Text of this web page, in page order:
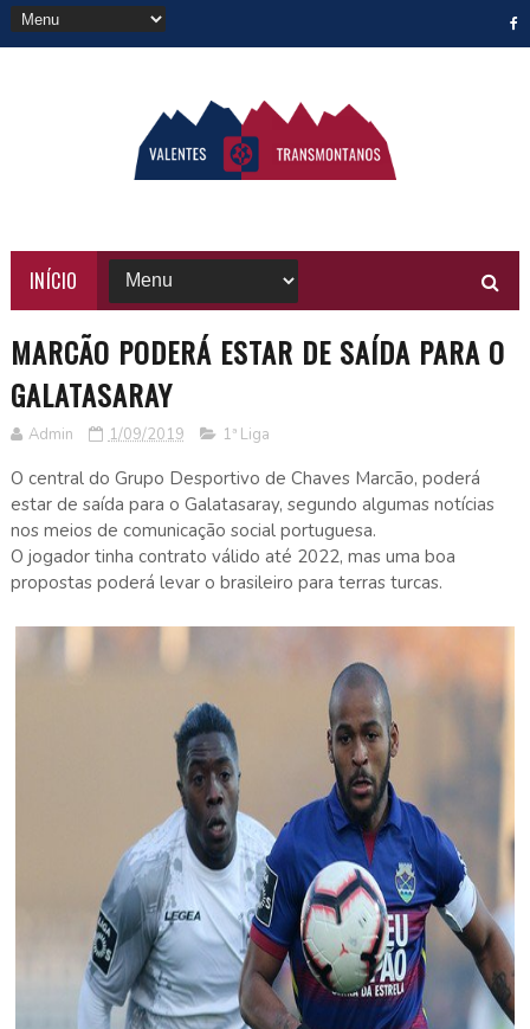
INÍCIO
MARCÃO PODERÁ ESTAR DE SAÍDA PARA O
GALATASARAY
Admin 1/09/2019 1ª Liga
O central do Grupo Desportivo de Chaves Marcão, poderá
estar de saída para o Galatasaray, segundo algumas notícias
nos meios de comunicação social portuguesa.
O jogador tinha contrato válido até 2022, mas uma boa
propostas poderá levar o brasileiro para terras turcas.